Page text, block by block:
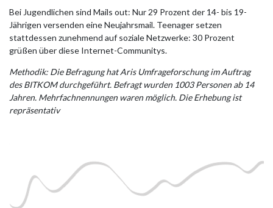
Bei Jugendlichen sind Mails out: Nur 29 Prozent der 14- bis 19-
Jährigen versenden eine Neujahrsmail. Teenager setzen
stattdessen zunehmend auf soziale Netzwerke: 30 Prozent
grüßen über diese Internet-Communitys.
Methodik: Die Befragung hat Aris Umfrageforschung im Auftrag
des BITKOM durchgeführt. Befragt wurden 1003 Personen ab 14
Jahren. Mehrfachnennungen waren möglich. Die Erhebung ist
repräsentativ